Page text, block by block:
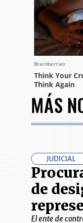
MÁS
JUDICIAL
de
El ente de